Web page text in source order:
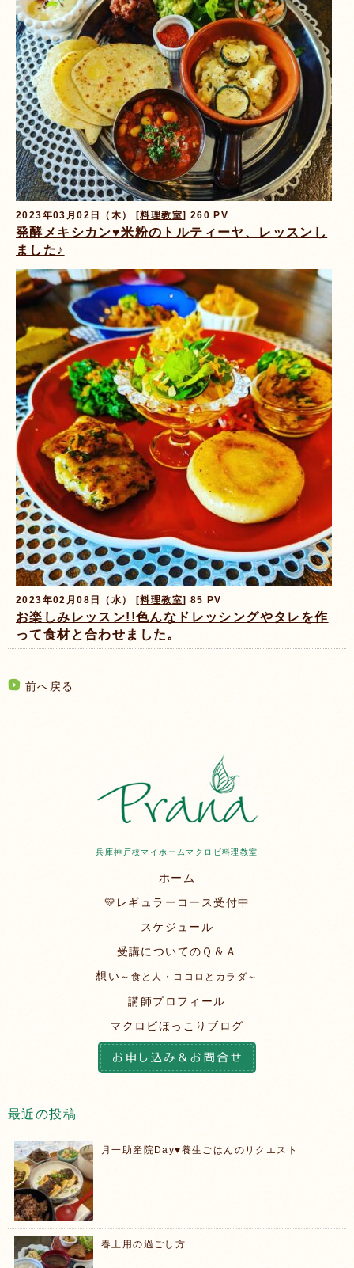
2023年03月02日（木） [料理教室] 260 PV
発酵メキシカン♥米粉のトルティーヤ、レッスンし
ました♪
2023年02月08日（水） [料理教室] 85 PV
お楽しみレッスン!!色んなドレッシングやタレを作
って食材と合わせました。
前へ戻る
兵庫神戸校マイホームマクロビ料理教室
ホーム
💛レギュラーコース受付中
スケジュール
受講についてのＱ＆Ａ
想い ～食と人・ココロとカラダ～
講師プロフィール
マクロビほっこりブログ
最近の投稿
月一助産院Day♥️養生ごはんのリクエスト
春土用の過ごし方